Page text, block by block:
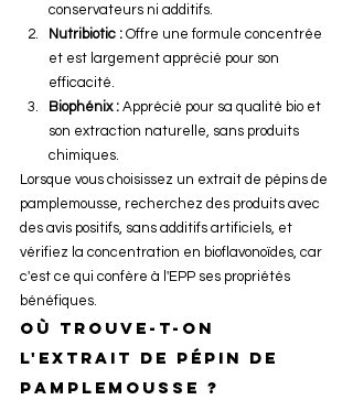
conservateurs ni additifs.
Nutribiotic : Offre une formule concentrée
et est largement apprécié pour son
efficacité.
Biophénix : Apprécié pour sa qualité bio et
son extraction naturelle, sans produits
chimiques.
Lorsque vous choisissez un extrait de pépins de
pamplemousse, recherchez des produits avec
des avis positifs, sans additifs artificiels, et
vérifiez la concentration en bioflavonoïdes, car
c'est ce qui confère à l'EPP ses propriétés
bénéfiques.
Où trouve-t-on
l'extrait de pépin de
pamplemousse ?